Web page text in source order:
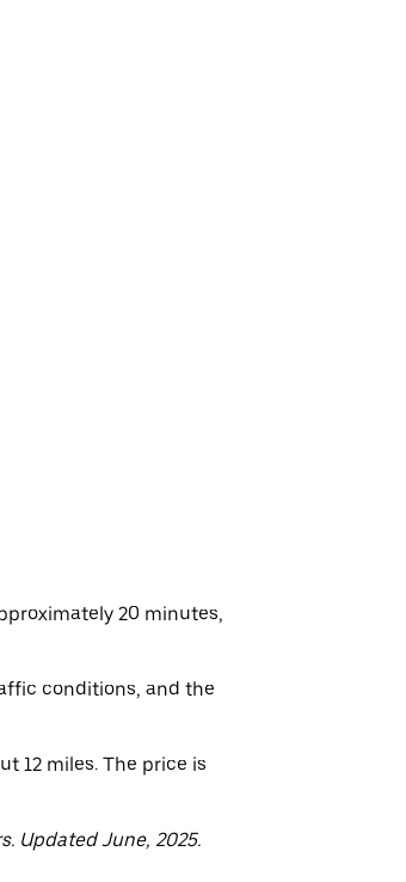
20 minutes,
conditions, and the
12 miles. The price is
Updated June, 2025.